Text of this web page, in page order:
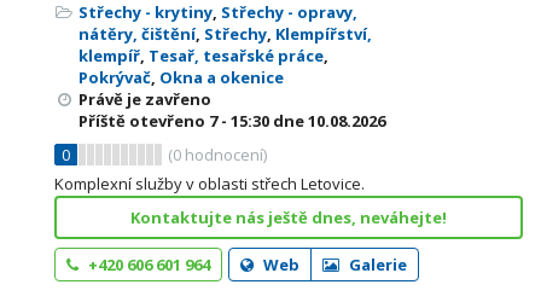
Střechy - krytiny, Střechy - opravy,
nátěry, čištění, Střechy, Klempířství,
klempíř, Tesař, tesařské práce,
Pokrývač, Okna a okenice
Právě je zavřeno
Příště otevřeno 7 - 15:30 dne 10.08.2026
0
(0 hodnocení)
Komplexní služby v oblasti střech Letovice.
Kontaktujte nás ještě dnes, neváhejte!
+420 606 601 964 Web Galerie